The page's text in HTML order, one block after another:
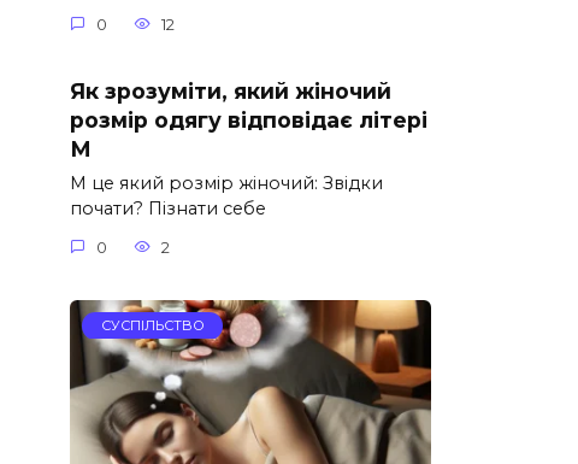
0 12
Як зрозуміти, який жіночий
розмір одягу відповідає літері
М
М це який розмір жіночий: Звідки
почати? Пізнати себе
0 2
СУСПІЛЬСТВО